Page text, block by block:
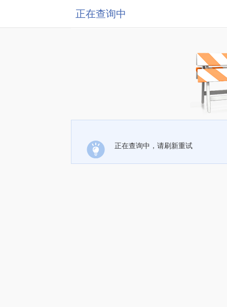
正在查询中
正在查询中，请刷新重试